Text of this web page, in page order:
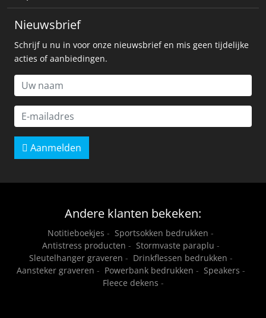
Nieuwsbrief
Schrijf u nu in voor onze nieuwsbrief en mis geen tijdelijke
acties of aanbiedingen.
Aanmelden
Andere klanten bekeken:
Notitieboekjes - Sportsokken bedrukken -
Antistress producten - Stormvaste paraplu -
Sleutelhanger graveren - Drinkflessen bedrukken -
Aansteker graveren - Powerbank bedrukken - Speakers -
Fleece dekens -